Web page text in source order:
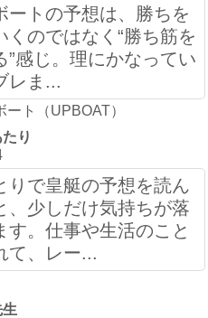
ートの予想は、勝ちを
くのではなく“勝ち筋を
”感じ。理にかなってい
レま...
ート（UPBOAT）
り
りで皇艇の予想を読ん
、少しだけ気持ちが落
す。仕事や生活のこと
て、レー...